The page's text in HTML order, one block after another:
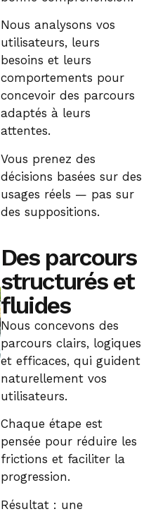
Nous analysons vos
utilisateurs, leurs
besoins et leurs
comportements pour
concevoir des parcours
adaptés à leurs
attentes.
Vous prenez des
décisions basées sur des
usages réels — pas sur
des suppositions.
Des parcours
structurés et
fluides
Nous concevons des
parcours clairs, logiques
et efficaces, qui guident
naturellement vos
utilisateurs.
Chaque étape est
pensée pour réduire les
frictions et faciliter la
progression.
Résultat : une